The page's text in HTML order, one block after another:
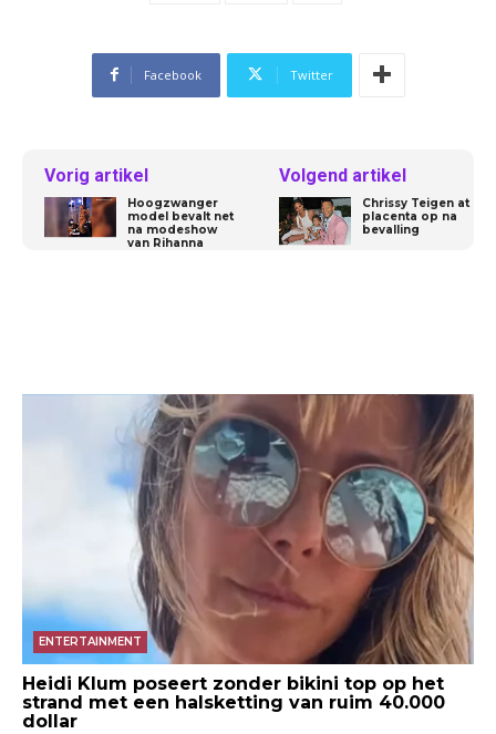
Facebook Twitter
Vorig artikel
Hoogzwanger
model bevalt net
na modeshow
van Rihanna
Volgend artikel
Chrissy Teigen at
placenta op na
bevalling
ENTERTAINMENT
Heidi Klum poseert zonder bikini top op het
strand met een halsketting van ruim 40.000
dollar